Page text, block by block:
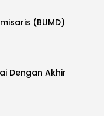
(BUMD)
Dengan Akhir